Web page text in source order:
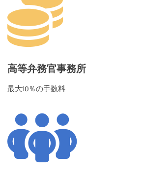
高等弁務官事務所
最大10％の手数料